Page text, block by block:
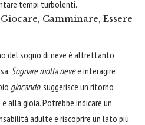
tempi turbolenti.
Camminare, Essere
del sogno di neve è altrettanto
Sognare molta nevee interagire
giocando, suggerisce un ritorno
alla gioia. Potrebbe indicare un
adulte e riscoprire un lato più